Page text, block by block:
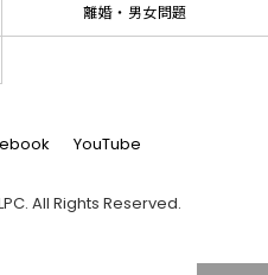
離婚・男女問題
YouTube
All Rights Reserved.